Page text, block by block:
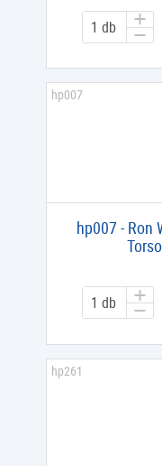
hp007 - Ron
hp007
hp261